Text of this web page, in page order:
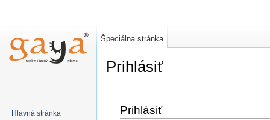
Prihlásiť
Prihlásiť
Špeciálna stránka
Hlavná stránka